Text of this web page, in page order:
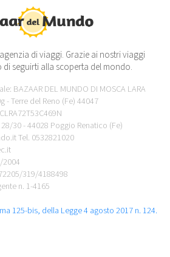
di viaggi. Grazie ai nostri viaggi
seguirti alla scoperta del mondo.
BAZAAR DEL MUNDO DI MOSCA LARA
- Terre del Reno (Fe) 44047
30 - 44028 Poggio Renatico (Fe)
Tel. 0532821020
319/4188498
n. 1-4165
125-bis, della Legge 4 agosto 2017 n. 124.